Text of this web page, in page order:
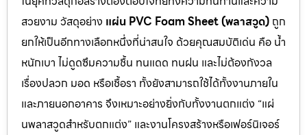
สวยงาม วัสดุอย่าง แผ่น PVC Foam Sheet (พลาสวูด) ถูก
ยกให้เป็นอีกทางเลือกหนึ่งที่น่าสนใจ ด้วยคุณสมบัติเด่น คือ น้ำ
หนักเบา ไม่ดูดซึมความชื้น ทนแดด ทนฝน และไม่ต้องกังวล
เรื่องปลวก มอด หรือเชื้อรา ทั้งยังสามารถใช้ได้ทั้งงานภายใน
และภายนอกอาคาร จึงเหมาะอย่างยิ่งกับทั้งงานตกแต่ง “แผ่
นพลาสวูดสำหรับตกแต่ง” และงานโครงสร้างหรือเฟอร์นิเจอร์